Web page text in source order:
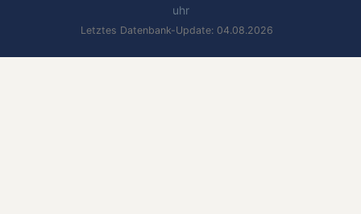
uhr
Letztes Datenbank-Update: 04.08.2026